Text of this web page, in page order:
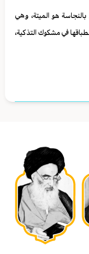
هو الميتة، وهي
في مشكوك التذكية،